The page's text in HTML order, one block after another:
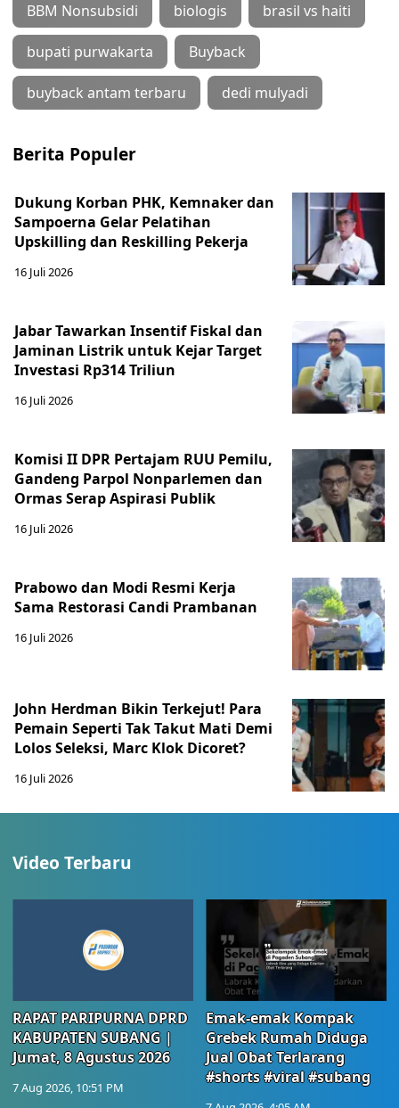
BBM Nonsubsidi biologis brasil vs haiti
bupati purwakarta Buyback
buyback antam terbaru dedi mulyadi
Berita Populer
Dukung Korban PHK, Kemnaker dan
Sampoerna Gelar Pelatihan
Upskilling dan Reskilling Pekerja
16 Juli 2026
Jabar Tawarkan Insentif Fiskal dan
Jaminan Listrik untuk Kejar Target
Investasi Rp314 Triliun
16 Juli 2026
Komisi II DPR Pertajam RUU Pemilu,
Gandeng Parpol Nonparlemen dan
Ormas Serap Aspirasi Publik
16 Juli 2026
Prabowo dan Modi Resmi Kerja
Sama Restorasi Candi Prambanan
16 Juli 2026
John Herdman Bikin Terkejut! Para
Pemain Seperti Tak Takut Mati Demi
Lolos Seleksi, Marc Klok Dicoret?
16 Juli 2026
Video Terbaru
RAPAT PARIPURNA DPRD
KABUPATEN SUBANG |
Jumat, 8 Agustus 2026
7 Aug 2026, 10:51 PM
Emak-emak Kompak
Grebek Rumah Diduga
Jual Obat Terlarang
#shorts #viral #subang